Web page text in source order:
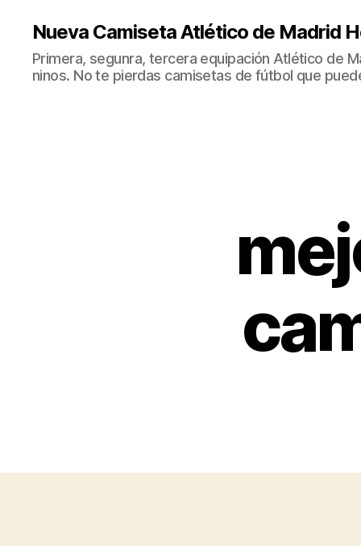
Nueva Camiseta Atlético de Madrid
Primera, segunra, tercera equipación Atlético de
ninos. No te pierdas camisetas de fútbol que